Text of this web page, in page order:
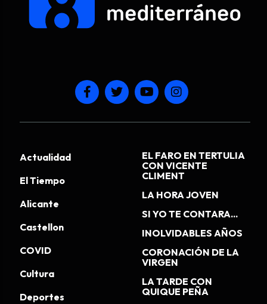
Actualidad
El Tiempo
Alicante
Castellon
COVID
Cultura
Deportes
EL FARO EN TERTULIA
CON VICENTE
CLIMENT
LA HORA JOVEN
SI YO TE CONTARA...
INOLVIDABLES AÑOS
CORONACIÓN DE LA
VIRGEN
LA TARDE CON
QUIQUE PEÑA